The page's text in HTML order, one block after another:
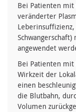
Bei Patienten
veränderter
angewendet
Bei Patienten
Wirkzeit der
einen
die Blutbahn,
Volumen